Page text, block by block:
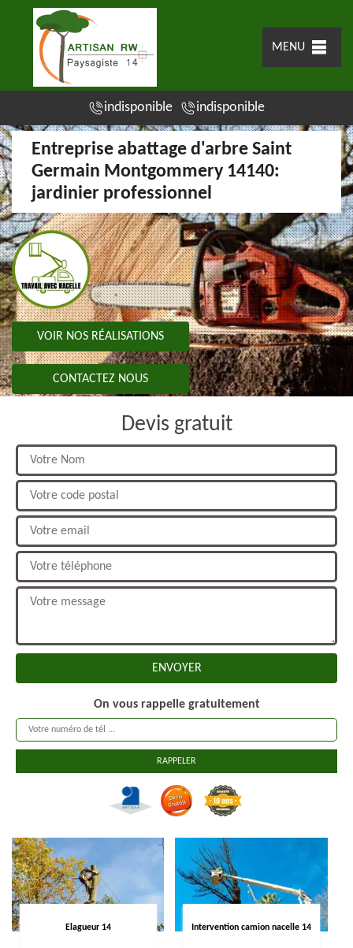
MENU
indisponible indisponible
Entreprise abattage d'arbre Saint
Germain Montgommery 14140:
jardinier professionnel
VOIR NOS RÉALISATIONS
CONTACTEZ NOUS
Devis gratuit
On vous rappelle gratuitement
Elagueur 14 Intervention camion nacelle 14